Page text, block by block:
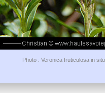
Photo : Veronica fruticulosa in